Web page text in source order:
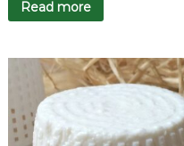
Read more